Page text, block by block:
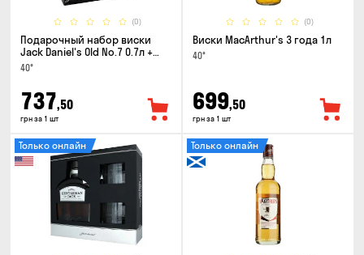
(0)
Подарочный набор виски
Jack Daniel's Old No.7 0.7л +
Coca-Cola 0.33л x 2шт
40°
737,50
грн за 1 шт
(0)
Виски MacArthur's 3 года 1л
40°
699,50
грн за 1 шт
Только онлайн Только онлайн